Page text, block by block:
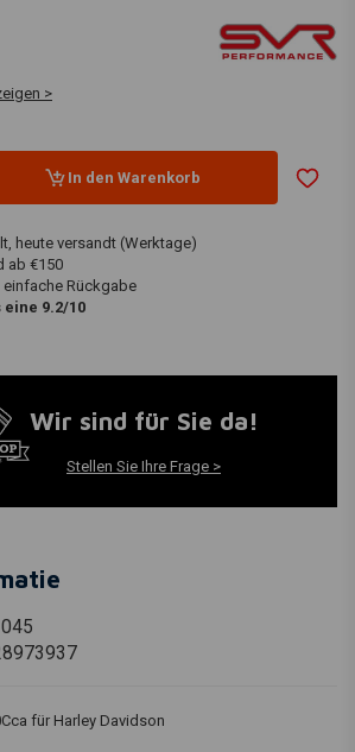
>
In den Warenkorb
heute versandt (Werktage)
ab €150
einfache Rückgabe
eine 9.2/10
Wir sind für Sie da!
Stellen Sie Ihre Frage >
für Harley Davidson